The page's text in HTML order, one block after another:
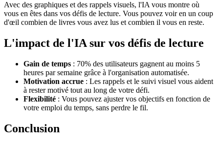
Avec des graphiques et des rappels visuels, l'IA vous montre où
vous en êtes dans vos défis de lecture. Vous pouvez voir en un coup
d'œil combien de livres vous avez lus et combien il vous en reste.
L'impact de l'IA sur vos défis de lecture
Gain de temps : 70% des utilisateurs gagnent au moins 5
heures par semaine grâce à l'organisation automatisée.
Motivation accrue : Les rappels et le suivi visuel vous aident
à rester motivé tout au long de votre défi.
Flexibilité : Vous pouvez ajuster vos objectifs en fonction de
votre emploi du temps, sans perdre le fil.
Conclusion